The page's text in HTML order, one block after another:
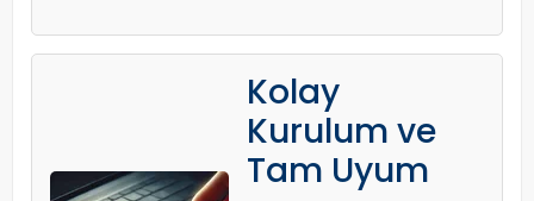
Kolay
Kurulum ve
Tam Uyum